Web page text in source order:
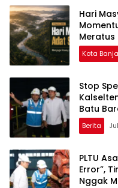
Hari
Meratus
Kota
Stop
Batu
Berita
PLTU
Error”,
Nggak